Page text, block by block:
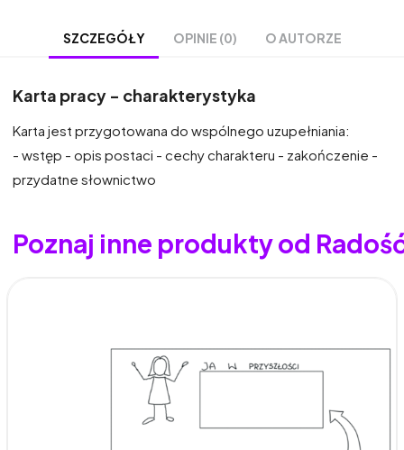
SZCZEGÓŁY OPINIE (0) O AUTORZE
Karta pracy - charakterystyka
Karta jest przygotowana do wspólnego uzupełniania:
- wstęp - opis postaci - cechy charakteru - zakończenie -
przydatne słownictwo
Poznaj inne produkty od